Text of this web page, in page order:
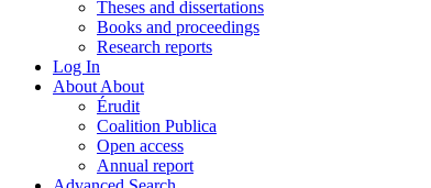
Theses and dissertations
Books and proceedings
Research reports
Log In
About About
Érudit
Coalition Publica
Open access
Annual report